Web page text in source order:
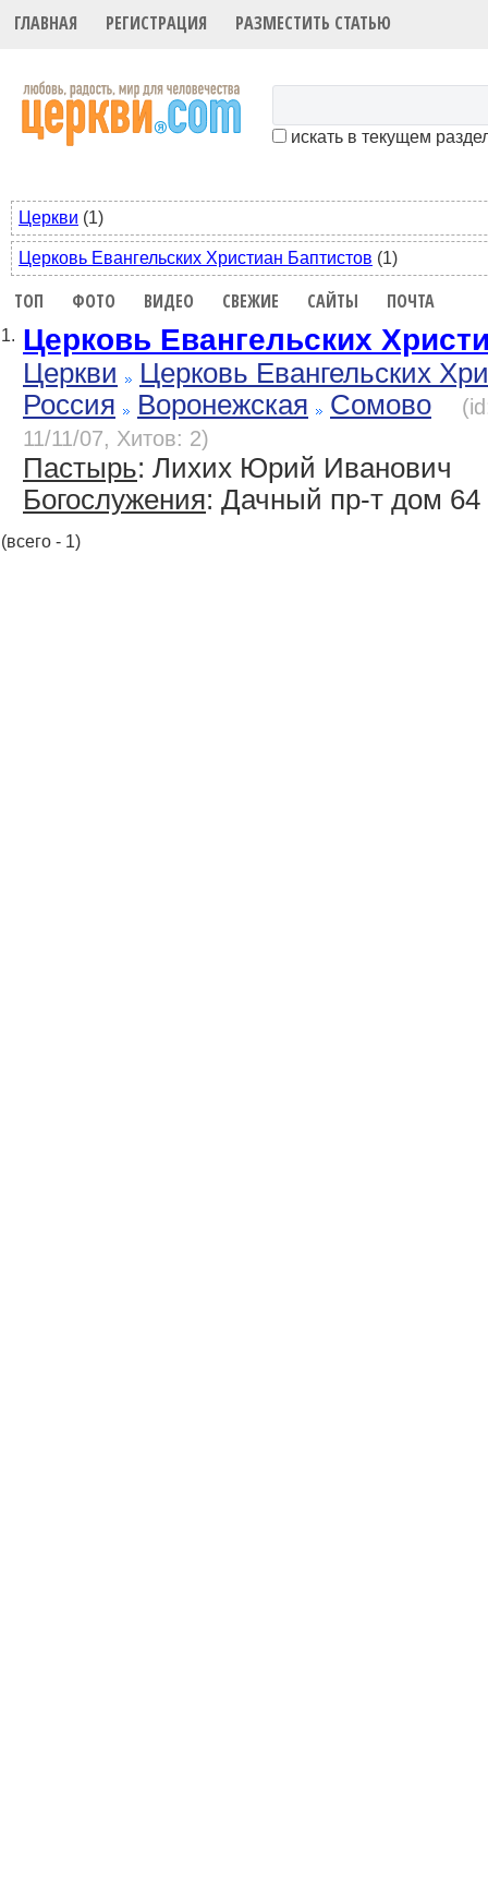
ГЛАВНАЯ РЕГИСТРАЦИЯ РАЗМЕСТИТЬ СТАТЬЮ
искать в текущем
Церкви (1)
Церковь Евангельских Христиан Баптистов (1)
ТОП ФОТО ВИДЕО СВЕЖИЕ САЙТЫ ПОЧТА
1. Церковь Евангельских
Церкви
Церковь Евангельских
Россия
Воронежская Сомово
11/11/07, Хитов: 2)
Пастырь: Лихих Юрий Иванович
Богослужения: Дачный пр-т дом 64
(всего - 1)